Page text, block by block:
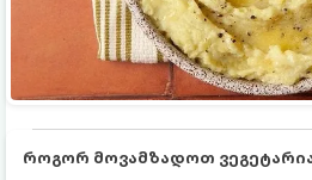
როგორ მოვამზადოთ